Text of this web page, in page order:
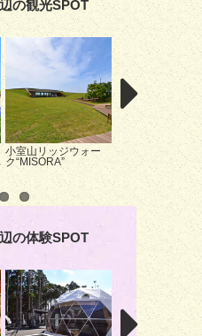
の観光SPOT
小室山リッジウォー
ク“MISORA”
ニューヨークラ
ュージアム&フラ
ガーデン 寒桜
花
の体験SPOT